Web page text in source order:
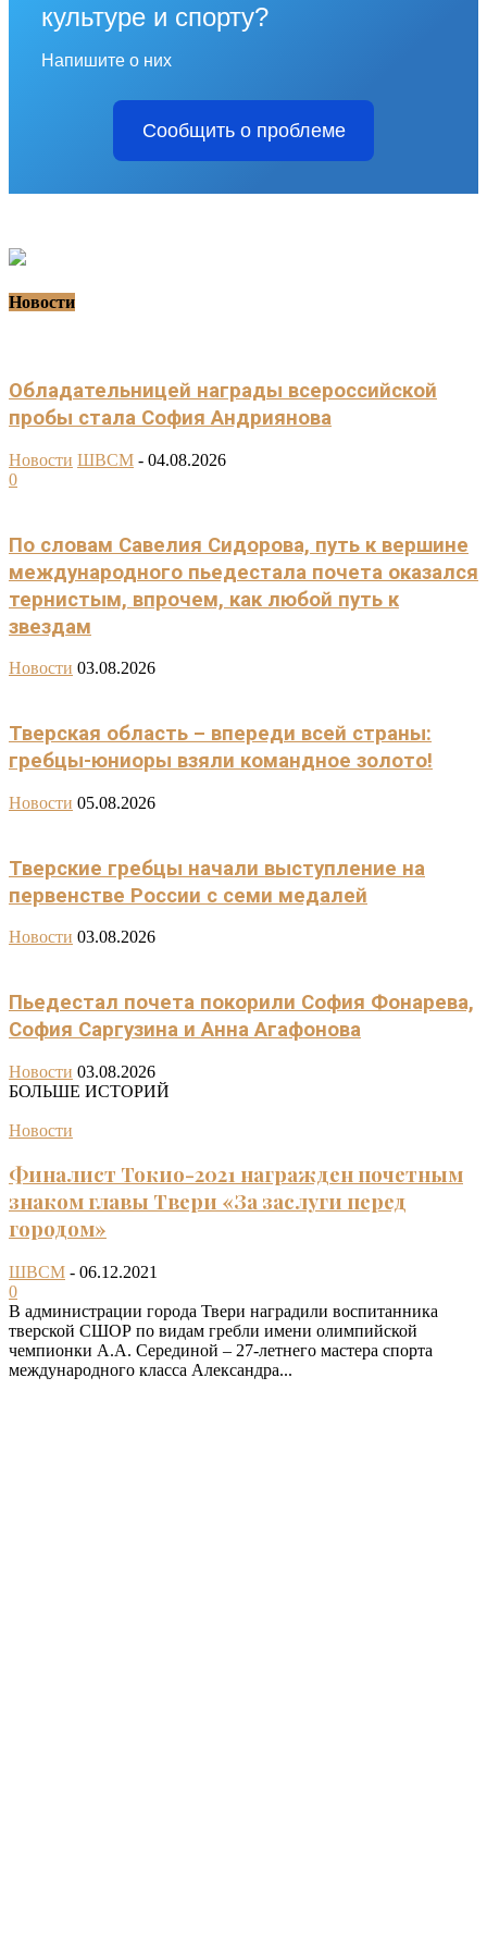
культуре и спорту?
Напишите о них
Сообщить о проблеме
Новости
Обладательницей награды всероссийской
пробы стала София Андриянова
Новости ШВСМ - 04.08.2026
0
По словам Савелия Сидорова, путь к вершине
международного пьедестала почета оказался
тернистым, впрочем, как любой путь к
звездам
Новости 03.08.2026
Тверская область – впереди всей страны:
гребцы-юниоры взяли командное золото!
Новости 05.08.2026
Тверские гребцы начали выступление на
первенстве России с семи медалей
Новости 03.08.2026
Пьедестал почета покорили София Фонарева,
София Саргузина и Анна Агафонова
Новости 03.08.2026
БОЛЬШЕ ИСТОРИЙ
Новости
Финалист Токио-2021 награжден почетным
знаком главы Твери «За заслуги перед
городом»
ШВСМ - 06.12.2021
0
В администрации города Твери наградили воспитанника
тверской СШОР по видам гребли имени олимпийской
чемпионки А.А. Серединой – 27-летнего мастера спорта
международного класса Александра...